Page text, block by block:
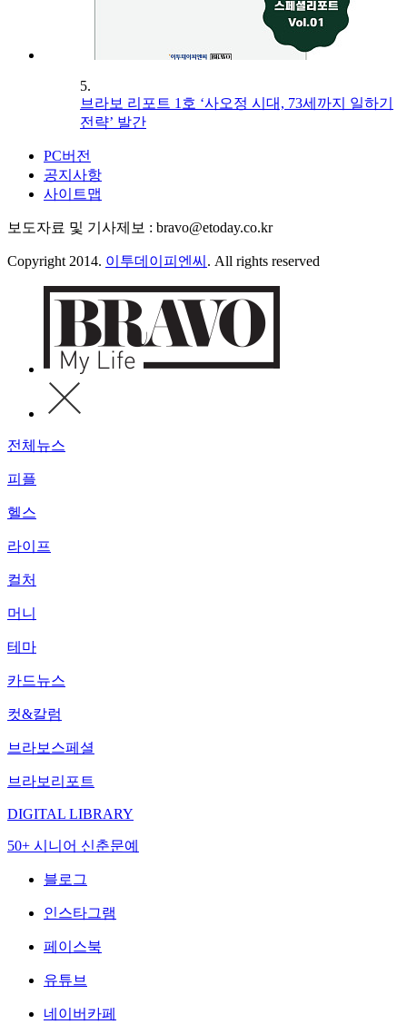
5.
브라보 리포트 1호 ‘사오정 시대, 73세까지 일하기
전략’ 발간
PC버전
공지사항
사이트맵
보도자료 및 기사제보 : bravo@etoday.co.kr
Copyright 2014. 이투데이피엔씨 . All rights reserved
전체뉴스
피플
헬스
라이프
컬처
머니
테마
카드뉴스
컷&칼럼
브라보스페셜
브라보리포트
DIGITAL LIBRARY
50+ 시니어 신춘문예
블로그
인스타그램
페이스북
유튜브
네이버카페